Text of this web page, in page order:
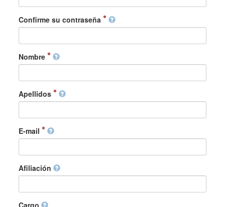
Confirme su contraseña
Nombre
Apellidos
E-mail
Afiliación
Cargo